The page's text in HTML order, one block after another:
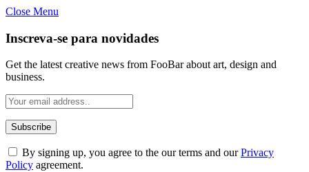
Close Menu
Inscreva-se para novidades
Get the latest creative news from FooBar about art, design and
business.
By signing up, you agree to the our terms and ourPrivacy
Policy agreement.